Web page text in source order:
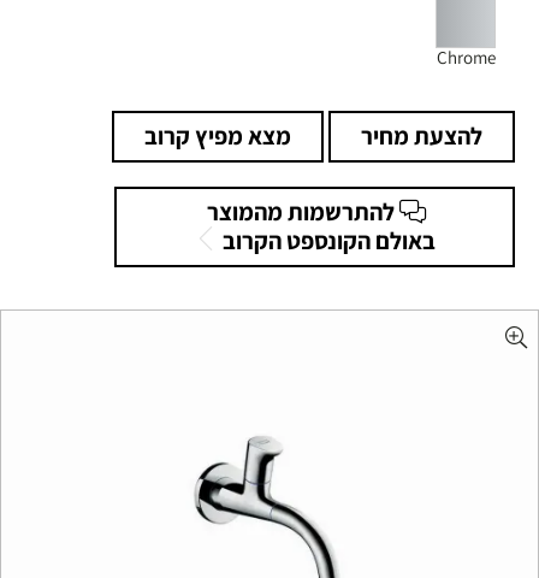
Chrome
להצעת מחיר מצא מפיץ קרוב
להתרשמות מהמוצר
באולם הקונספט הקרוב